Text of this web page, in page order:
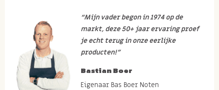
“Mijn vader begon in 1974 op de
markt, deze 50+ jaar ervaring proef
je echt terug in onze eerlijke
producten!”
Bastian Boer
Eigenaar Bas Boer Noten